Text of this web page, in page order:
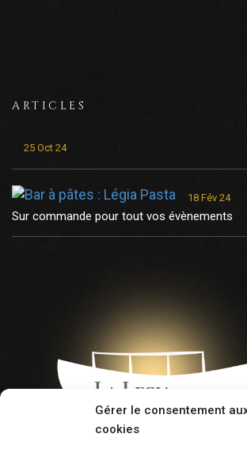
Gérer le consentement
cookies
ARTICLES
25 Oct 24
18 Fév 24
Sur commande pour tout vos évènements